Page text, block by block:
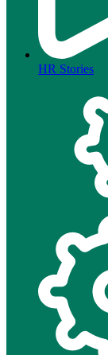
HR Stories